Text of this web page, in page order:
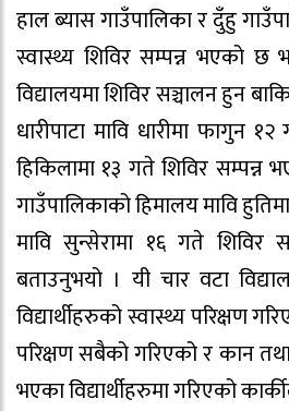
हाल ब्यास गाउँपालिका र दुँहु
स्वास्थ्य शिविर सम्पन्न भएको
विद्यालयमा शिविर सञ्चालन हुन
धारीपाटा मावि धारीमा फागुन
हिकिलामा १३ गते शिविर सम्पन्न
गाउँपालिकाको हिमालय मावि
मावि सुन्सेरामा १६ गते शिविर
बताउनुभयो । यी चार वटा
विद्यार्थीहरुको स्वास्थ्य परिक्षण
परिक्षण सबैको गरिएको र कान
भएका विद्यार्थीहरुमा गरिएको